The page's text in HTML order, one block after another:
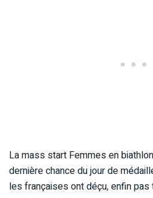
La mass start Femmes en
dernière chance du jour de
les françaises ont déçu, enfin pas